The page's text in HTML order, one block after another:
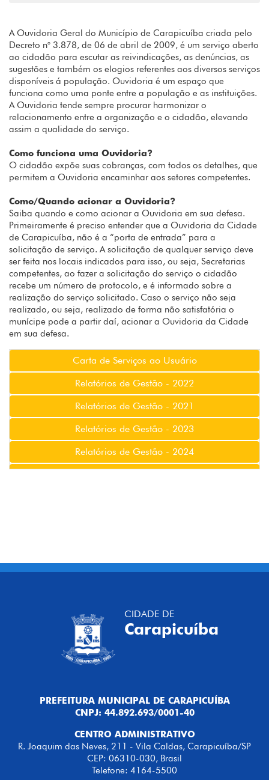
A Ouvidoria Geral do Município de Carapicuíba criada pelo
Decreto n° 3.878, de 06 de abril de 2009, é um serviço aberto
ao cidadão para escutar as reivindicações, as denúncias, as
sugestões e também os elogios referentes aos diversos serviços
disponíveis á população. Ouvidoria é um espaço que
funciona como uma ponte entre a população e as instituições.
A Ouvidoria tende sempre procurar harmonizar o
relacionamento entre a organização e o cidadão, elevando
assim a qualidade do serviço.
Como funciona uma Ouvidoria?
O cidadão expõe suas cobranças, com todos os detalhes, que
permitem a Ouvidoria encaminhar aos setores competentes.
Como/Quando acionar a Ouvidoria?
Saiba quando e como acionar a Ouvidoria em sua defesa.
Primeiramente é preciso entender que a Ouvidoria da Cidade
de Carapicuíba, não é a “porta de entrada” para a
solicitação de serviço. A solicitação de qualquer serviço deve
ser feita nos locais indicados para isso, ou seja, Secretarias
competentes, ao fazer a solicitação do serviço o cidadão
recebe um número de protocolo, e é informado sobre a
realização do serviço solicitado. Caso o serviço não seja
realizado, ou seja, realizado de forma não satisfatória o
munícipe pode a partir daí, acionar a Ouvidoria da Cidade
em sua defesa.
Carta de Serviços ao Usuário
Relatórios de Gestão - 2022
Relatórios de Gestão - 2021
Relatórios de Gestão - 2023
Relatórios de Gestão - 2024
CIDADE DE
Carapicuíba
PREFEITURA MUNICIPAL DE CARAPICUÍBA
CNPJ: 44.892.693/0001-40
CENTRO ADMINISTRATIVO
R. Joaquim das Neves, 211 - Vila Caldas, Carapicuíba/SP
CEP: 06310-030, Brasil
Telefone: 4164-5500